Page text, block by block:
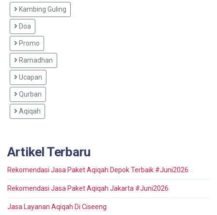
Kambing Guling
Doa
Promo
Ramadhan
Ucapan
Qurban
Aqiqah
Artikel Terbaru
Rekomendasi Jasa Paket Aqiqah Depok Terbaik #Juni2026
Rekomendasi Jasa Paket Aqiqah Jakarta #Juni2026
Jasa Layanan Aqiqah Di Ciseeng